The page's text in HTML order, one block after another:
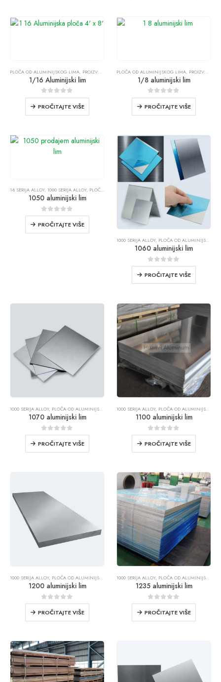
PLOČA OD ALUMINIJSKOG LIMA, PROIZVODI
1/16 Aluminijski lim
0od 5
PROČITAJTE VIŠE
PLOČA OD ALUMINIJSKOG LIMA, PROIZVODI
1/8 aluminijski lim
0od 5
PROČITAJTE VIŠE
1-8 SERIJA ALLOY, 1000 SERIJA ALLOY, PLOČA OD ALUMINIJSKOG LIMA
1050 aluminijski lim
0od 5
PROČITAJTE VIŠE
1000 SERIJA ALLOY, PLOČA OD ALUMINIJSKOG LIMA
1060 aluminijski lim
0od 5
PROČITAJTE VIŠE
1000 SERIJA ALLOY, PLOČA OD ALUMINIJSKOG LIMA
1070 aluminijski lim
0od 5
PROČITAJTE VIŠE
1000 SERIJA ALLOY, PLOČA OD ALUMINIJSKOG LIMA
1100 aluminijski lim
0od 5
PROČITAJTE VIŠE
1000 SERIJA ALLOY, PLOČA OD ALUMINIJSKOG LIMA
1200 aluminijski lim
0od 5
PROČITAJTE VIŠE
1000 SERIJA ALLOY, PLOČA OD ALUMINIJSKOG LIMA
1235 aluminijski lim
0od 5
PROČITAJTE VIŠE